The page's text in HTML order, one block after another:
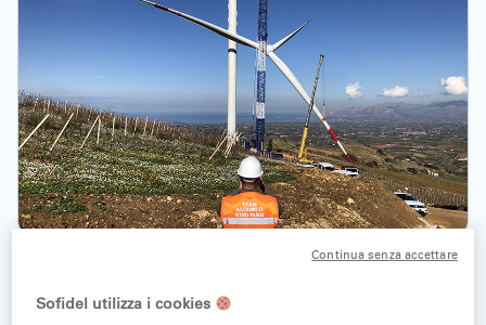
COMUNICATI STAMPA
Sofidel utilizza i cookies
Continua senza accettare